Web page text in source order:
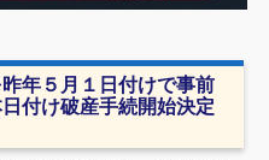
年５月１日付けで事前
付け破産手続開始決定